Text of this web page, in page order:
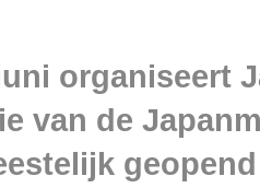
organiseert
van de